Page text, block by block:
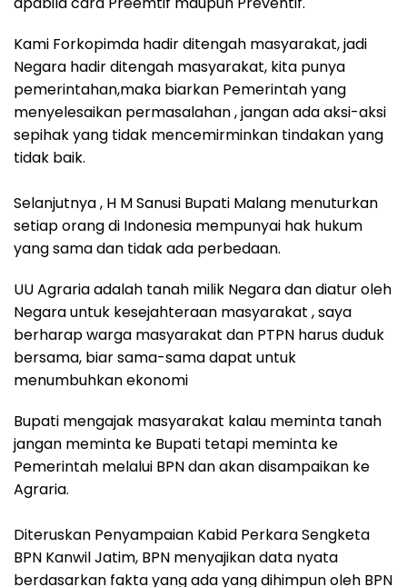
Kami Forkopimda hadir ditengah masyarakat, jadi
Negara hadir ditengah masyarakat, kita punya
pemerintahan,maka biarkan Pemerintah yang
menyelesaikan permasalahan , jangan ada aksi-aksi
sepihak yang tidak mencemirminkan tindakan yang
tidak baik.
Selanjutnya , H M Sanusi Bupati Malang menuturkan
setiap orang di Indonesia mempunyai hak hukum
yang sama dan tidak ada perbedaan.
UU Agraria adalah tanah milik Negara dan diatur oleh
Negara untuk kesejahteraan masyarakat , saya
berharap warga masyarakat dan PTPN harus duduk
bersama, biar sama-sama dapat untuk
menumbuhkan ekonomi
Bupati mengajak masyarakat kalau meminta tanah
jangan meminta ke Bupati tetapi meminta ke
Pemerintah melalui BPN dan akan disampaikan ke
Agraria‎.
Diteruskan Penyampaian Kabid Perkara Sengketa
BPN Kanwil Jatim, BPN menyajikan data nyata
berdasarkan fakta yang ada yang dihimpun oleh BPN